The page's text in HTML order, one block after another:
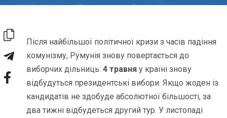
Після найбільшої політичної кризи з часів падіння
комунізму, Румунія знову повертається до
виборчих дільниць:4 травня у країні знову
відбудуться президентські вибори. Якщо жоден із
кандидатів не здобуде абсолютної більшості, за
два тижні відбудеться другий тур. У листопаді